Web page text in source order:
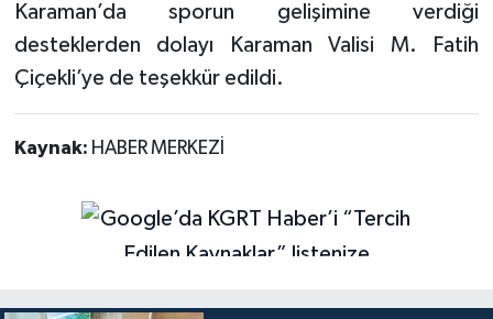
Karaman’da sporun gelişimine verdiği
desteklerden dolayı Karaman Valisi M. Fatih
Çiçekli’ye de teşekkür edildi.
Kaynak: HABER MERKEZİ